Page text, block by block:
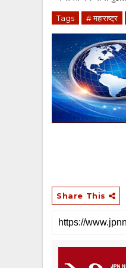
Tags # महाराष्ट्र
Share This